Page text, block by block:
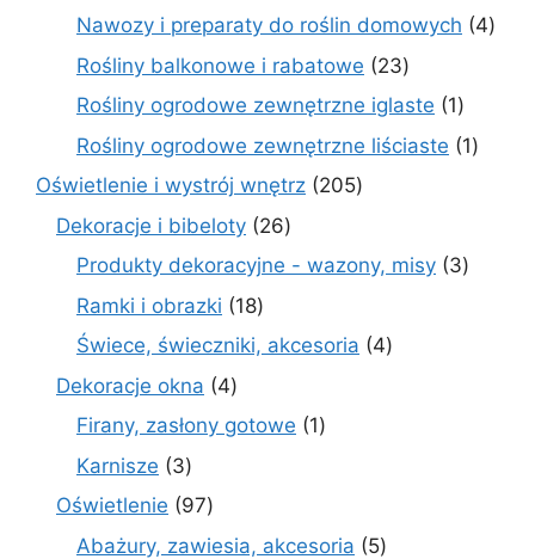
produktów
Nawozy i preparaty do roślin domowych 44
Rośliny balkonowe i rabatowe 2323
produkty
Rośliny ogrodowe zewnętrzne iglaste 11
produkt
Rośliny ogrodowe zewnętrzne liściaste 11
Oświetlenie i wystrój wnętrz 205205
Dekoracje i bibeloty 2626
Produkty dekoracyjne - wazony, misy 33
Ramki i obrazki 1818
produktów
Świece, świeczniki, akcesoria 44
Dekoracje okna 44
produkty
Firany, zasłony gotowe 11
Karnisze 33
produkty
Oświetlenie 9797
produktów
Abażury, zawiesia, akcesoria 55